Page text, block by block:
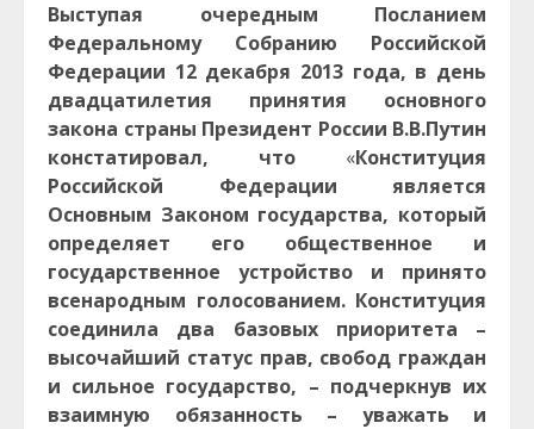
Выступая очередным Посланием
Федеральному Собранию Российской
Федерации 12 декабря 2013 года, в день
двадцатилетия принятия основного
закона страны Президент России В.В.Путин
констатировал,
что «Конституция
Российской Федерации является
Основным Законом государства, который
определяет его общественное и
государственное устройство и принято
всенародным голосованием. Конституция
соединила два базовых приоритета –
высочайший статус прав, свобод граждан
и сильное государство, – подчеркнув их
взаимную обязанность – уважать и